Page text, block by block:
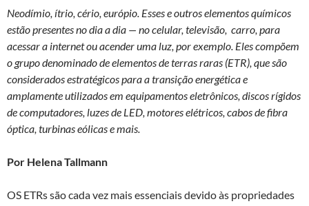
to
d
o
n
e
b
o
o
k
at
s
A
p
p
nt
Neodímio, ítrio, cério, európio. Esses e outros elementos químicos
estão presentes no dia a dia — no celular, televisão, carro, para
acessar a internet ou acender uma luz, por exemplo. Eles compõem
o grupo denominado de elementos de terras raras (ETR), que são
considerados estratégicos para a transição energética e
amplamente utilizados em equipamentos eletrônicos, discos rígidos
de computadores, luzes de LED, motores elétricos, cabos de fibra
óptica, turbinas eólicas e mais.
Por Helena Tallmann
OS ETRs são cada vez mais essenciais devido às propriedades